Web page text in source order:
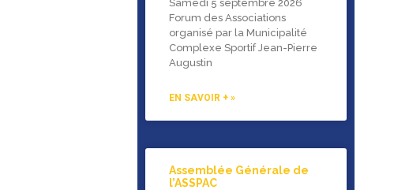
Samedi 5 septembre 2026
Forum des Associations
organisé par la Municipalité
Complexe Sportif Jean-Pierre
Augustin
EN SAVOIR + »
Assemblée Générale de
l’ASSPAC